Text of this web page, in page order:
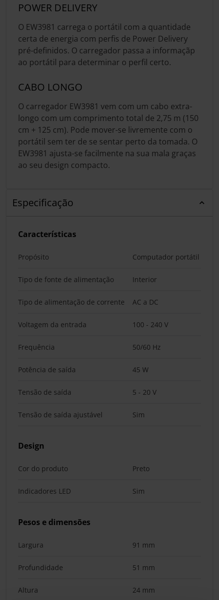
POWER DELIVERY
O EW3981 carrega o portátil com a quantidade
certa de energia com perfis de Power Delivery
pré-definidos. O carregador passa a informaçãp
ao portátil para determinar o perfil certo.
CABO LONGO
O carregador EW3981 vem com um cabo extra-
longo com um comprimento total de 2,75 m (150
cm + 125 cm). Pode mover-se livremente com o
portátil sem ter de se sentar perto da tomada. O
EW3981 ajusta-se facilmente na sua mala graças
ao seu design compacto.
Especificação
Características
Propósito Computador portátil
Tipo de fonte de alimentação Interior
Tipo de alimentação de corrente AC a DC
Voltagem da entrada 100 - 240 V
Frequência 50/60 Hz
Potência de saída 45 W
Tensão de saída 5 - 20 V
Tensão de saída ajustável Sim
Design
Cor do produto Preto
Indicadores LED Sim
Pesos e dimensões
Largura 91 mm
Profundidade 51 mm
Altura 24 mm